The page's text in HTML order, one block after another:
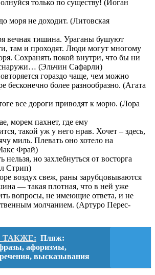
только по существу! (Иоган
моря не доходит. (Литовская
вечная тишина. Ураганы бушуют
там и проходят. Люди могут многому
Сохранять покой внутри, что бы ни
(Эльчин Сафарли)
гораздо чаще, чем можно
бесконечно более разнообразно. (Агата
все дороги приводят к морю. (Лора
морем пахнет, где ему
такой уж у него нрав. Хочет – здесь,
миль. Плевать оно хотело на
Фрай)
нельзя, но захлебнуться от восторга
Стрип)
воздух свеж, раны зарубцовываются
— такая плотная, что в ней уже
вопросы, не имеющие ответа, и не
молчанием. (Артуро Перес-
ТАКЖЕ: Пляж:
афоризмы,
высказывания